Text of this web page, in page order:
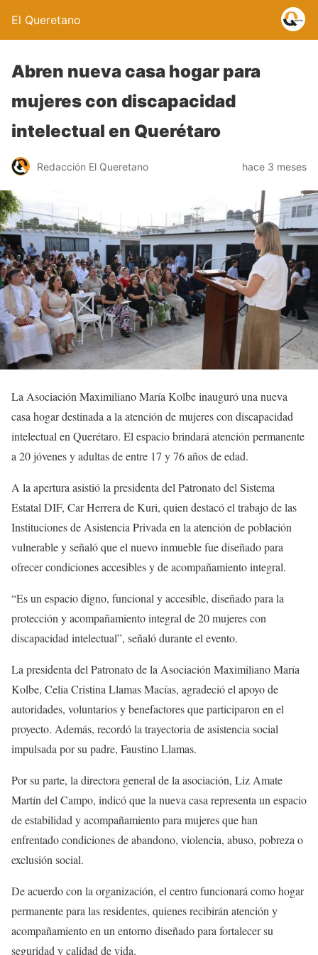
El Queretano
Abren nueva casa hogar para
mujeres con discapacidad
intelectual en Querétaro
Redacción El Queretano hace 3 meses
La Asociación Maximiliano María Kolbe inauguró una nueva
casa hogar destinada a la atención de mujeres con discapacidad
intelectual en Querétaro. El espacio brindará atención permanente
a 20 jóvenes y adultas de entre 17 y 76 años de edad.
A la apertura asistió la presidenta del Patronato del Sistema
Estatal DIF, Car Herrera de Kuri, quien destacó el trabajo de las
Instituciones de Asistencia Privada en la atención de población
vulnerable y señaló que el nuevo inmueble fue diseñado para
ofrecer condiciones accesibles y de acompañamiento integral.
“Es un espacio digno, funcional y accesible, diseñado para la
protección y acompañamiento integral de 20 mujeres con
discapacidad intelectual”, señaló durante el evento.
La presidenta del Patronato de la Asociación Maximiliano María
Kolbe, Celia Cristina Llamas Macías, agradeció el apoyo de
autoridades, voluntarios y benefactores que participaron en el
proyecto. Además, recordó la trayectoria de asistencia social
impulsada por su padre, Faustino Llamas.
Por su parte, la directora general de la asociación, Liz Amate
Martín del Campo, indicó que la nueva casa representa un espacio
de estabilidad y acompañamiento para mujeres que han
enfrentado condiciones de abandono, violencia, abuso, pobreza o
exclusión social.
De acuerdo con la organización, el centro funcionará como hogar
permanente para las residentes, quienes recibirán atención y
acompañamiento en un entorno diseñado para fortalecer su
seguridad y calidad de vida.